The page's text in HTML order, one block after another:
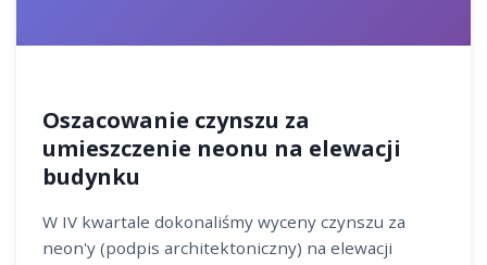
Oszacowanie czynszu za
umieszczenie neonu na elewacji
budynku
W IV kwartale dokonaliśmy wyceny czynszu za
neon'y (podpis architektoniczny) na elewacji